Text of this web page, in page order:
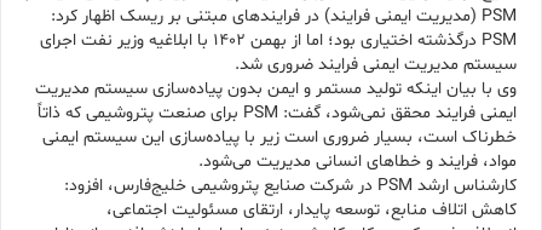
PSM (مدیریت ایمنی فرایند) در فرایندهای مبتنی بر ریسک اظهار کرد:
PSM درگذشته اختیاری بود؛ اما از بهمن ۱۴۰۲ با ابلاغیه وزیر نفت اجرای
سیستم مدیریت ایمنی فرایند ضروری شد.
وی با بیان اینکه تولید مستمر و ایمن بدون پیاده‌سازی سیستم مدیریت
ایمنی فرایند محقق نمی‌شود، گفت: PSM برای صنعت پتروشیمی که ذاتاً
خطرناک است، بسیار ضروری است زیر با پیاده‌سازی این سیستم ایمنی
مواد، فرایند و خطاهای انسانی مدیریت می‌شود.
کارشناس ارشد PSM در شرکت صنایع پتروشیمی خلیج‌فارس، افزود:
کاهش اتلاف منابع، توسعه پایدار، ارتقای مسئولیت اجتماعی،